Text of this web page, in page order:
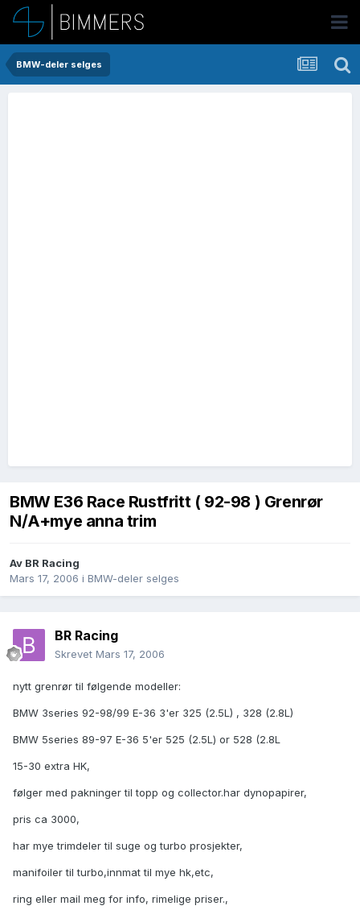
BMW-deler selges
BMW E36 Race Rustfritt ( 92-98 ) Grenrør
N/A+mye anna trim
Av BR Racing
Mars 17, 2006 i BMW-deler selges
BR Racing
Skrevet Mars 17, 2006
nytt grenrør til følgende modeller:
BMW 3series 92-98/99 E-36 3'er 325 (2.5L) , 328 (2.8L)
BMW 5series 89-97 E-36 5'er 525 (2.5L) or 528 (2.8L
15-30 extra HK,
følger med pakninger til topp og collector.har dynopapirer,
pris ca 3000,
har mye trimdeler til suge og turbo prosjekter,
manifoiler til turbo,innmat til mye hk,etc,
ring eller mail meg for info, rimelige priser.,